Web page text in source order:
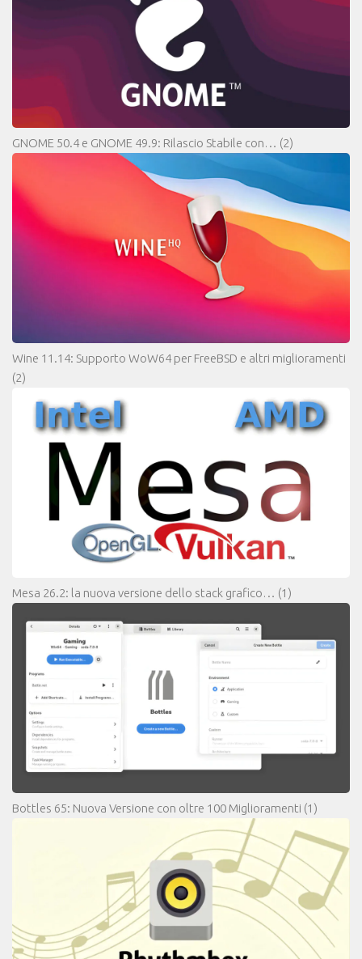
GNOME 50.4 e GNOME 49.9: Rilascio Stabile con… (2)
Wine 11.14: Supporto WoW64 per FreeBSD e altri miglioramenti
(2)
Mesa 26.2: la nuova versione dello stack grafico… (1)
Bottles 65: Nuova Versione con oltre 100 Miglioramenti (1)